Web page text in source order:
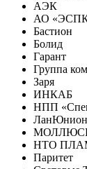
АЭК
АО
Бастион
Болид
Гарант
Группа
Заря
ИНКАБ
НПП
ЛанЮнион
НТО
Паритет